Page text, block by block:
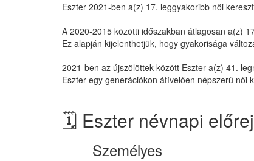
Eszter 2021-ben a(z) 17. leggyakoribb női
A 2020-2015 közötti időszakban átlagosan a(z)
Ez alapján kijelenthetjük, hogy gyakorisága
2021-ben az újszölöttek között Eszter a(z) 41.
Eszter egy generációkon átívelően népszerű női
🗓️ Eszter névnapi
Személyes